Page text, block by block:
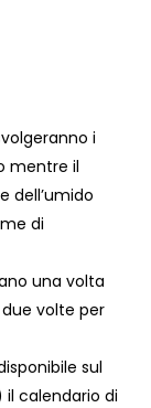
i
mentre il
dell’umido
di
una volta
volte per
sul
calendario di